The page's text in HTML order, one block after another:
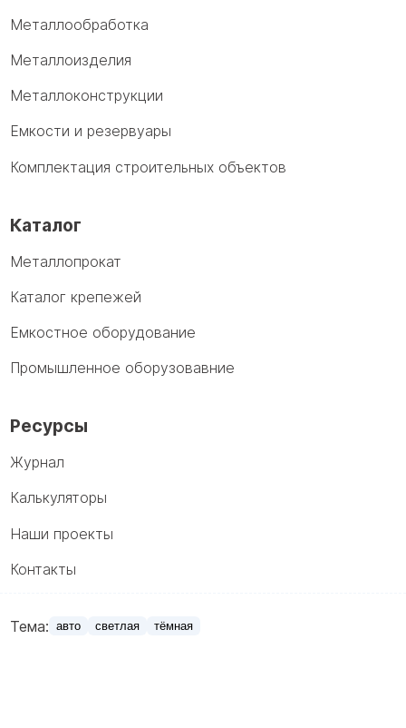
Металлообработка
Металлоизделия
Металлоконструкции
Емкости и резервуары
Комплектация строительных объектов
Каталог
Металлопрокат
Каталог крепежей
Емкостное оборудование
Промышленное оборузовавние
Ресурсы
Журнал
Калькуляторы
Наши проекты
Контакты
Тема: авто светлая тёмная